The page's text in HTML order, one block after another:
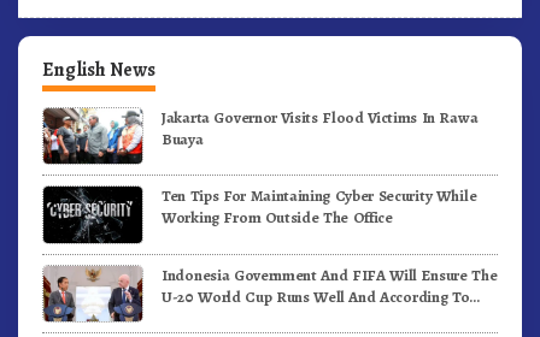
English News
Jakarta Governor Visits Flood Victims In Rawa
Buaya
Ten Tips For Maintaining Cyber Security While
Working From Outside The Office
Indonesia Government And FIFA Will Ensure The
U-20 World Cup Runs Well And According To